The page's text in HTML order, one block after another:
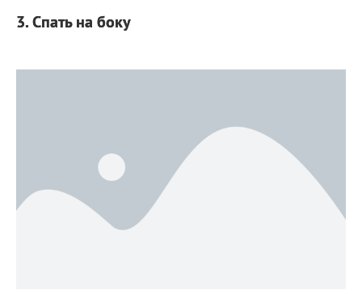
3. Спать на боку